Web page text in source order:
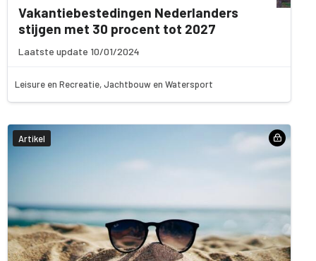
Vakantiebestedingen Nederlanders
stijgen met 30 procent tot 2027
Laatste update 10/01/2024
Leisure en Recreatie, Jachtbouw en Watersport
Artikel